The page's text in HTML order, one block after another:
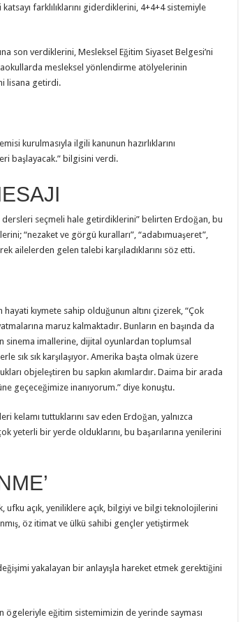
farklılıklarını giderdiklerini, 4+4+4 sistemiyle
son verdiklerini, Mesleksel Eğitim Siyaset Belgesi’ni
mesleksel yönlendirme atölyelerinin
lisana getirdi.
kurulmasıyla ilgili kanunun hazırlıklarını
başlayacak.” bilgisini verdi.
dersleri seçmeli hale getirdiklerini” belirten Erdoğan, bu
“nezaket ve görgü kuralları”, “adabımuaşeret”,
ailelerden gelen talebi karşıladıklarını söz etti.
kıymete sahip olduğunun altını çizerek, “Çok
maruz kalmaktadır. Bunların en başında da
sinema imallerine, dijital oyunlardan toplumsal
sık sık karşılaşıyor. Amerika başta olmak üzere
objeleştiren bu sapkın akımlardır. Daima bir arada
geçeceğimize inanıyorum.” diye konuştu.
kelamı tuttuklarını sav eden Erdoğan, yalnızca
yeterli bir yerde olduklarını, bu başarılarına yenilerini
ufku açık, yeniliklere açık, bilgiyi ve bilgi teknolojilerini
öz itimat ve ülkü sahibi gençler yetiştirmek
yakalayan bir anlayışla hareket etmek gerektiğini
ögeleriyle eğitim sistemimizin de yerinde sayması